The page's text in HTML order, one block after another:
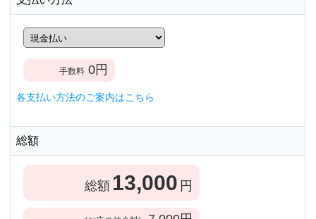
手数料 0円
各支払い方法のご案内はこちら
総額
総額 13,000 円